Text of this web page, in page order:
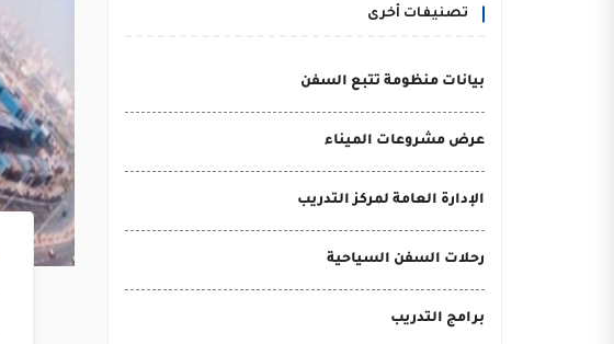
تصنيفات أخرى
بيانات منظومة تتبع السفن
عرض مشروعات الميناء
الإدارة العامة لمركز التدريب
رحلات السفن السياحية
برامج التدريب